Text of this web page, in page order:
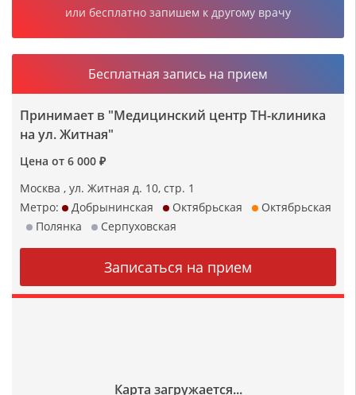
или бесплатно запишем к другому врачу
Бесплатная запись на прием
Принимает в "Медицинский центр ТН-клиника
на ул. Житная"
Цена от 6 000 ₽
Москва , ул. Житная д. 10, стр. 1
Метро:
Добрынинская Октябрьская
Октябрьская
Полянка
Серпуховская